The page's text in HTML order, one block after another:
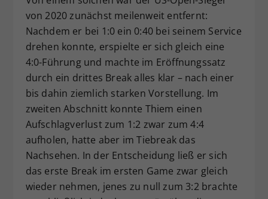
von 2020 zunächst meilenweit entfernt:
Nachdem er bei 1:0 ein 0:40 bei seinem Service
drehen konnte, erspielte er sich gleich eine
4:0-Führung und machte im Eröffnungssatz
durch ein drittes Break alles klar – nach einer
bis dahin ziemlich starken Vorstellung. Im
zweiten Abschnitt konnte Thiem einen
Aufschlagverlust zum 1:2 zwar zum 4:4
aufholen, hatte aber im Tiebreak das
Nachsehen. In der Entscheidung ließ er sich
das erste Break im ersten Game zwar gleich
wieder nehmen, jenes zu null zum 3:2 brachte